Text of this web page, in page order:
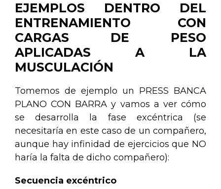
EJEMPLOS DENTRO DEL
ENTRENAMIENTO CON
CARGAS DE PESO
APLICADAS A LA
MUSCULACIÓN
Tomemos de ejemplo un PRESS BANCA
PLANO CON BARRA y vamos a ver cómo
se desarrolla la fase excéntrica (se
necesitaría en este caso de un compañero,
aunque hay infinidad de ejercicios que NO
haría la falta de dicho compañero):
Secuencia excéntrico